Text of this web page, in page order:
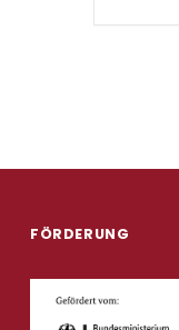
FÖRDERUNG